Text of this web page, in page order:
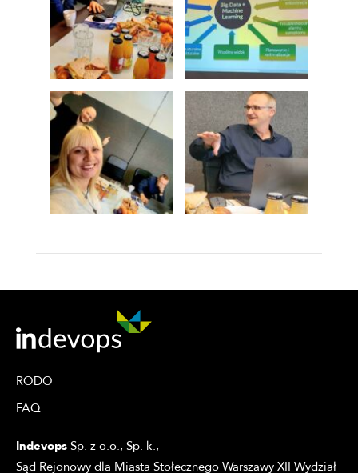
RODO
FAQ
Indevops Sp. z o.o., Sp. k.,
Sąd Rejonowy dla Miasta Stołecznego Warszawy XII Wydział